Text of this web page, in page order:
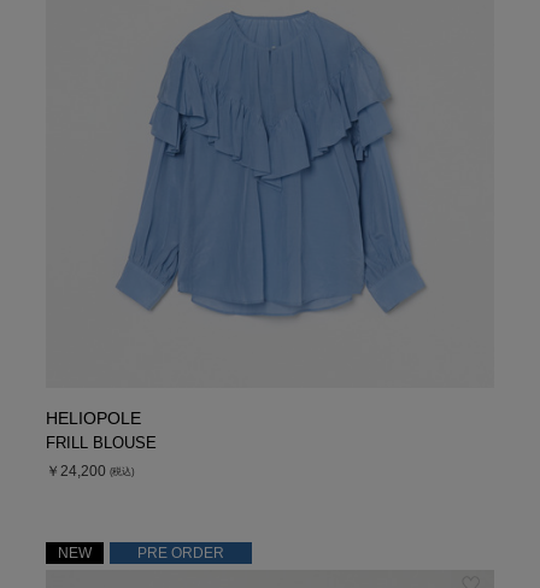
HELIOPOLE
FRILL BLOUSE
￥24,200 (税込)
NEW PRE ORDER